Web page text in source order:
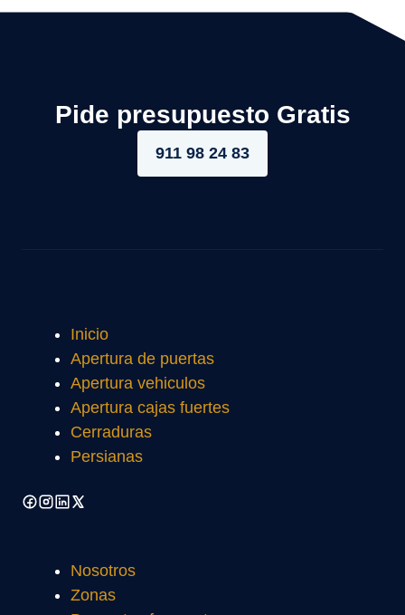
Pide presupuesto Gratis
911 98 24 83
Inicio
Apertura de puertas
Apertura vehiculos
Apertura cajas fuertes
Cerraduras
Persianas
Nosotros
Zonas